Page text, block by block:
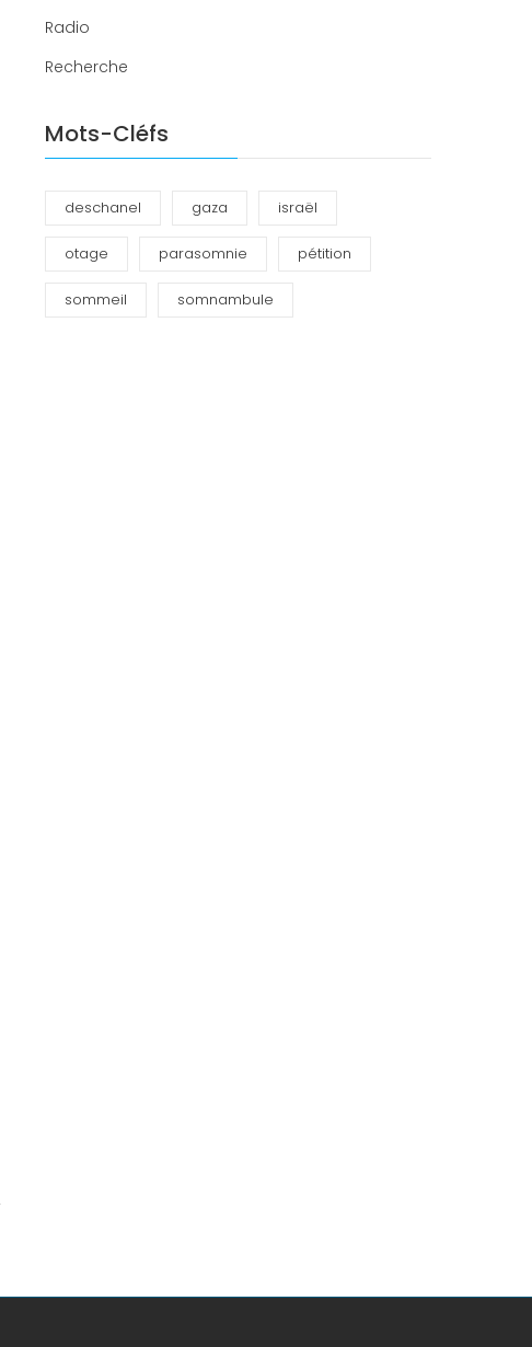
Radio
Recherche
Mots-Cléfs
deschanel gaza israël
otage parasomnie pétition
sommeil somnambule